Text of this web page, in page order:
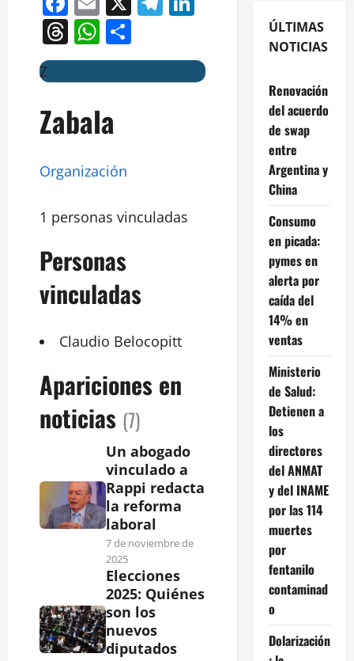
Threads
WhatsApp
Z
Zabala
Organización
1 personas vinculadas
Personas
vinculadas
Claudio Belocopitt
Apariciones en
noticias (7)
Un abogado
vinculado a
Rappi redacta
la reforma
laboral
7 de noviembre de
2025
Elecciones
2025: Quiénes
son los
nuevos
diputados
ÚLTIMAS
NOTICIAS
Renovación
del acuerdo
de swap
entre
Argentina y
China
Consumo
en picada:
pymes en
alerta por
caída del
14% en
ventas
Ministerio
de Salud:
Detienen a
los
directores
del ANMAT
y del INAME
por las 114
muertes
por
fentanilo
contaminad
o
Dolarización